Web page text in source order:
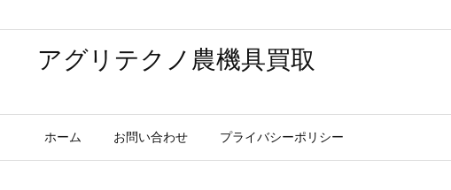
アグリテクノ農機具買取
ホーム お問い合わせ プライバシーポリシー